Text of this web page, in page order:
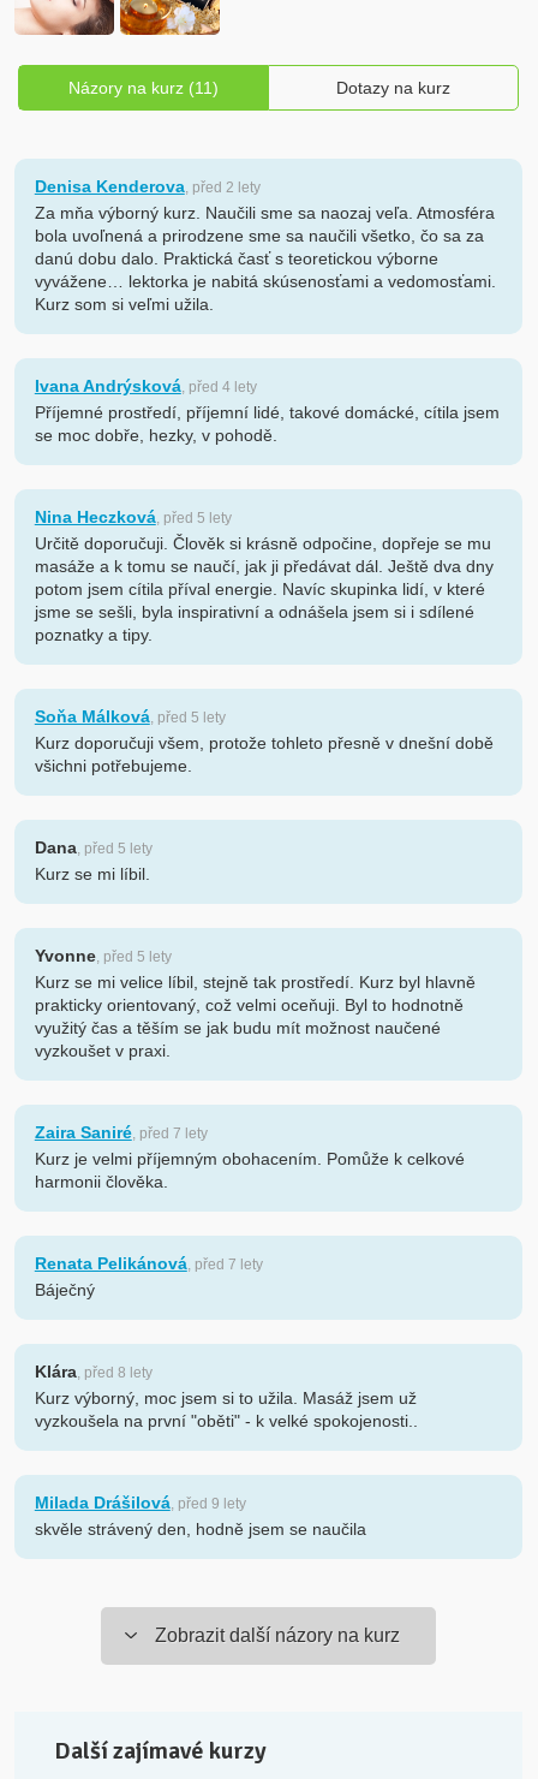
Názory na kurz (11) Dotazy na kurz
Denisa Kenderova, před 2 lety
Za mňa výborný kurz. Naučili sme sa naozaj veľa. Atmosféra
bola uvoľnená a prirodzene sme sa naučili všetko, čo sa za
danú dobu dalo. Praktická časť s teoretickou výborne
vyvážene… lektorka je nabitá skúsenosťami a vedomosťami.
Kurz som si veľmi užila.
Ivana Andrýsková, před 4 lety
Příjemné prostředí, příjemní lidé, takové domácké, cítila jsem
se moc dobře, hezky, v pohodě.
Nina Heczková, před 5 lety
Určitě doporučuji. Člověk si krásně odpočine, dopřeje se mu
masáže a k tomu se naučí, jak ji předávat dál. Ještě dva dny
potom jsem cítila příval energie. Navíc skupinka lidí, v které
jsme se sešli, byla inspirativní a odnášela jsem si i sdílené
poznatky a tipy.
Soňa Málková, před 5 lety
Kurz doporučuji všem, protože tohleto přesně v dnešní době
všichni potřebujeme.
Dana, před 5 lety
Kurz se mi líbil.
Yvonne, před 5 lety
Kurz se mi velice líbil, stejně tak prostředí. Kurz byl hlavně
prakticky orientovaný, což velmi oceňuji. Byl to hodnotně
využitý čas a těším se jak budu mít možnost naučené
vyzkoušet v praxi.
Zaira Saniré, před 7 lety
Kurz je velmi příjemným obohacením. Pomůže k celkové
harmonii člověka.
Renata Pelikánová, před 7 lety
Báječný
Klára, před 8 lety
Kurz výborný, moc jsem si to užila. Masáž jsem už
vyzkoušela na první "oběti" - k velké spokojenosti..
Milada Drášilová, před 9 lety
skvěle strávený den, hodně jsem se naučila
Zobrazit další názory na kurz
Další zajímavé kurzy